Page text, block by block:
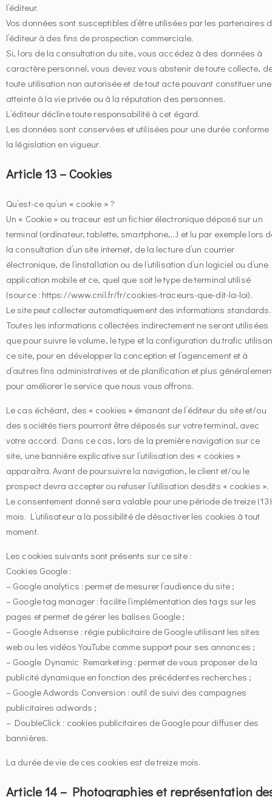
l’éditeur.
Vos données sont susceptibles d’être utilisées par les partenaires
l’éditeur à des fins de prospection commerciale.
Si, lors de la consultation du site, vous accédez à des données à
caractère personnel, vous devez vous abstenir de toute collecte,
toute utilisation non autorisée et de tout acte pouvant constituer une
atteinte à la vie privée ou à la réputation des personnes.
L’éditeur décline toute responsabilité à cet égard.
Les données sont conservées et utilisées pour une durée conforme
la législation en vigueur.
Article 13 – Cookies
Qu’est-ce qu’un « cookie » ?
Un « Cookie » ou traceur est un fichier électronique déposé sur un
terminal (ordinateur, tablette, smartphone,…) et lu par exemple lors
la consultation d’un site internet, de la lecture d’un courrier
électronique, de l’installation ou de l’utilisation d’un logiciel ou d’une
application mobile et ce, quel que soit le type de terminal utilisé
(source : https://www.cnil.fr/fr/cookies-traceurs-que-dit-la-loi).
Le site peut collecter automatiquement des informations standards.
Toutes les informations collectées indirectement ne seront utilisées
que pour suivre le volume, le type et la configuration du trafic
ce site, pour en développer la conception et l’agencement et à
d’autres fins administratives et de planification et plus
pour améliorer le service que nous vous offrons.
Le cas échéant, des « cookies » émanant de l’éditeur du site et/ou
des sociétés tiers pourront être déposés sur votre terminal, avec
votre accord. Dans ce cas, lors de la première navigation sur ce
site, une bannière explicative sur l’utilisation des « cookies »
apparaîtra. Avant de poursuivre la navigation, le client et/ou le
prospect devra accepter ou refuser l’utilisation desdits « cookies ».
Le consentement donné sera valable pour une période de treize (13)
mois. L’utilisateur a la possibilité de désactiver les cookies à tout
moment.
Les cookies suivants sont présents sur ce site :
Cookies Google :
– Google analytics : permet de mesurer l’audience du site ;
– Google tag manager : facilite l’implémentation des tags sur les
pages et permet de gérer les balises Google ;
– Google Adsense : régie publicitaire de Google utilisant les sites
web ou les vidéos YouTube comme support pour ses annonces ;
– Google Dynamic Remarketing : permet de vous proposer de la
publicité dynamique en fonction des précédentes recherches ;
– Google Adwords Conversion : outil de suivi des campagnes
publicitaires adwords ;
– DoubleClick : cookies publicitaires de Google pour diffuser des
bannières.
La durée de vie de ces cookies est de treize mois.
Article 14 – Photographies et représentation